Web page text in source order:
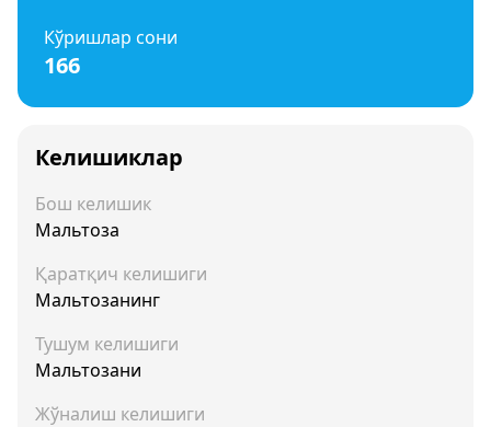
Кўришлар сони
166
Келишиклар
Бош келишик
Мальтоза
Қаратқич келишиги
Мальтозанинг
Тушум келишиги
Мальтозани
Жўналиш келишиги